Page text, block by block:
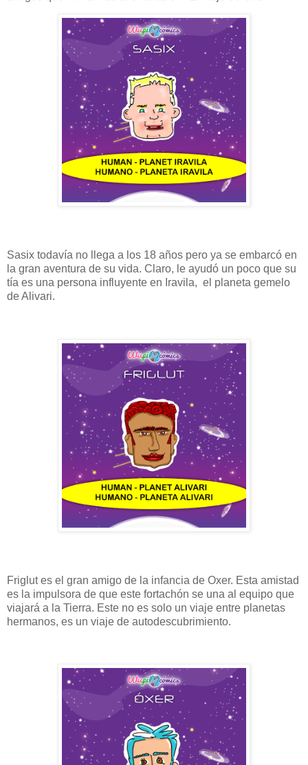
Sasix todavía no llega a los 18 años pero ya se embarcó en
la gran aventura de su vida. Claro, le ayudó un poco que su
tía es una persona influyente en Iravila, el planeta gemelo
de Alivari.
Friglut es el gran amigo de la infancia de Oxer. Esta amistad
es la impulsora de que este fortachón se una al equipo que
viajará a la Tierra. Este no es solo un viaje entre planetas
hermanos, es un viaje de autodescubrimiento.